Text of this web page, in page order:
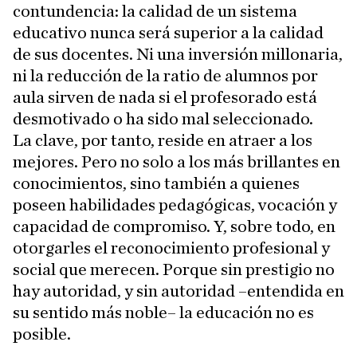
contundencia: la calidad de un sistema
educativo nunca será superior a la calidad
de sus docentes. Ni una inversión millonaria,
ni la reducción de la ratio de alumnos por
aula sirven de nada si el profesorado está
desmotivado o ha sido mal seleccionado.
La clave, por tanto, reside en atraer a los
mejores. Pero no solo a los más brillantes en
conocimientos, sino también a quienes
poseen habilidades pedagógicas, vocación y
capacidad de compromiso. Y, sobre todo, en
otorgarles el reconocimiento profesional y
social que merecen. Porque sin prestigio no
hay autoridad, y sin autoridad –entendida en
su sentido más noble– la educación no es
posible.